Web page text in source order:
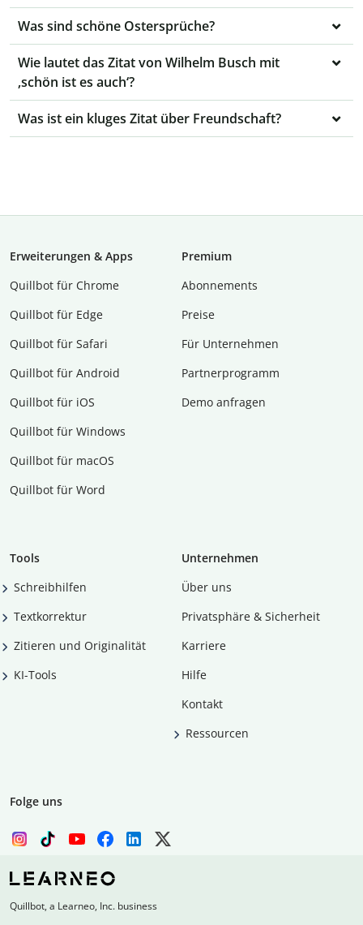
Was sind schöne Ostersprüche?
Wie lautet das Zitat von Wilhelm Busch mit
‚schön ist es auch‘?
Was ist ein kluges Zitat über Freundschaft?
Erweiterungen & Apps
Quillbot für Chrome
Quillbot für Edge
Quillbot für Safari
Quillbot für Android
Quillbot für iOS
Quillbot für Windows
Quillbot für macOS
Quillbot für Word
Premium
Abon­ne­ments
Preise
Für Unternehmen
Partnerprogramm
Demo anfragen
Tools
Schreibhilfen
Textkorrektur
Zitieren und Originalität
KI-Tools
Unternehmen
Über uns
Privatsphäre & Sicherheit
Karriere
Hilfe
Kontakt
Ressourcen
Folge uns
Quillbot, a Learneo, Inc. business